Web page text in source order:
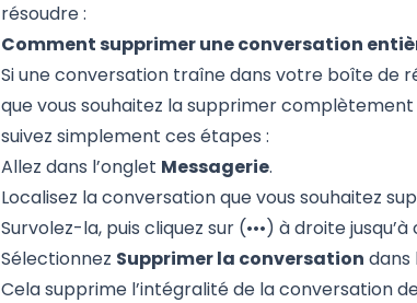
résoudre :
Comment supprimer une conversation
Si une conversation traîne dans votre boîte de
que vous souhaitez la supprimer
suivez simplement ces étapes :
Allez dans l’onglet Messagerie.
Localisez la conversation que vous souhaitez
Survolez-la, puis cliquez sur (•••) à droite
Sélectionnez Supprimer la conversation dans
Cela supprime l’intégralité de la conversation